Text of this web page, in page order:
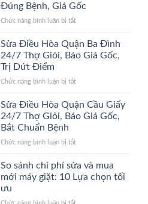
Dứt
Giá
Gốc
Hoàn
Kiếm
Lão
Làng,
Bệnh,
Kết
Giá
Đúng Bệnh, Giá Gốc
Chức năng bình luận bị tắtở
Điều
Hòa
Xuân
Đến
Nhanh,
Bệnh,
Gốc
Sửa Điều Hòa Quận Ba Đình
24/7 Thợ Giỏi, Báo Giá Gốc,
Trị Dứt Điểm
Chức năng bình luận bị tắtở
Điều
Hòa
Đình
Thợ
Giỏi,
Báo
Sửa Điều Hòa Quận Cầu Giấy
24/7 Thợ Giỏi, Báo Giá Gốc,
Bắt Chuẩn Bệnh
Chức năng bình luận bị tắtở
Điều
Quận
So sánh chi phí sửa và mua
mới máy giặt: 10 Lựa chọn tối
ưu